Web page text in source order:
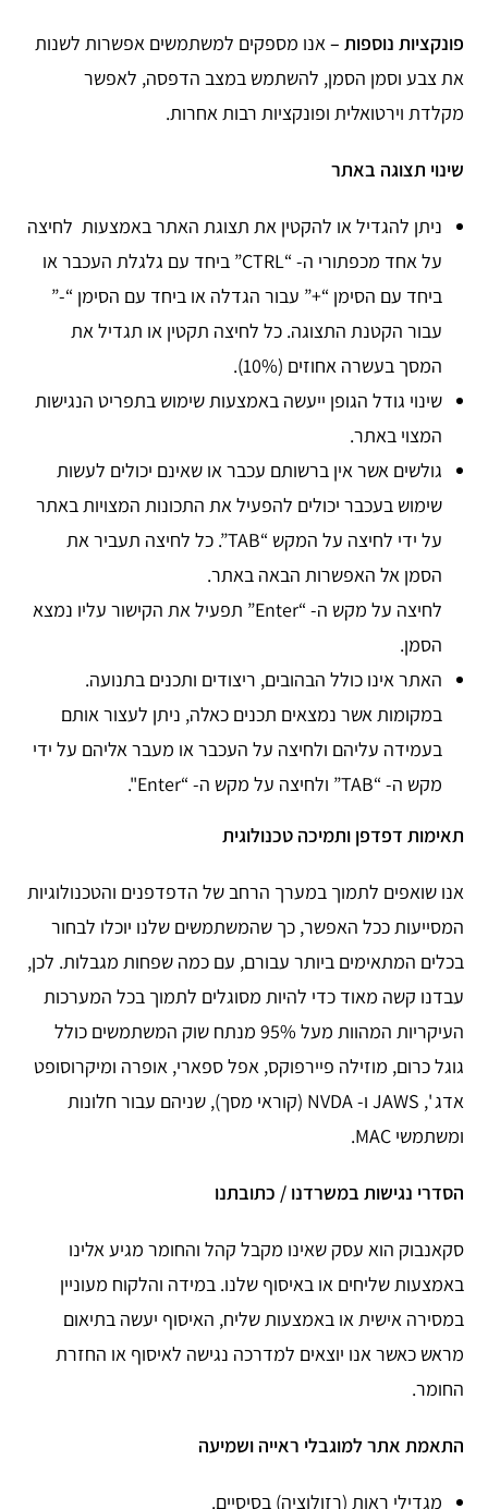
פונקציות נוספות –אנו מספקים למשתמשים אפשרות לשנות
את צבע וסמן הסמן, להשתמש במצב הדפסה, לאפשר
מקלדת וירטואלית ופונקציות רבות אחרות.
שינוי תצוגה באתר
ניתן להגדיל או להקטין את תצוגת האתר באמצעות לחיצה
על אחד מכפתורי ה- “CTRL” ביחד עם גלגלת העכבר או
ביחד עם הסימן “+” עבור הגדלה או ביחד עם הסימן “-”
עבור הקטנת התצוגה. כל לחיצה תקטין או תגדיל את
המסך בעשרה אחוזים (10%).
שינוי גודל הגופן ייעשה באמצעות שימוש בתפריט הנגישות
המצוי באתר.
גולשים אשר אין ברשותם עכבר או שאינם יכולים לעשות
שימוש בעכבר יכולים להפעיל את התכונות המצויות באתר
על ידי לחיצה על המקש “TAB”. כל לחיצה תעביר את
הסמן אל האפשרות הבאה באתר.
לחיצה על מקש ה- “Enter” תפעיל את הקישור עליו נמצא
הסמן.
האתר אינו כולל הבהובים, ריצודים ותכנים בתנועה.
במקומות אשר נמצאים תכנים כאלה, ניתן לעצור אותם
בעמידה עליהם ולחיצה על העכבר או מעבר אליהם על ידי
מקש ה- “TAB” ולחיצה על מקש ה- “Enter".
תאימות דפדפן ותמיכה טכנולוגית
אנו שואפים לתמוך במערך הרחב של הדפדפנים והטכנולוגיות
המסייעות ככל האפשר, כך שהמשתמשים שלנו יוכלו לבחור
בכלים המתאימים ביותר עבורם, עם כמה שפחות מגבלות. לכן,
עבדנו קשה מאוד כדי להיות מסוגלים לתמוך בכל המערכות
העיקריות המהוות מעל 95% מנתח שוק המשתמשים כולל
גוגל כרום, מוזילה פיירפוקס, אפל ספארי, אופרה ומיקרוסופט
אדג ', JAWS ו- NVDA (קוראי מסך), שניהם עבור חלונות
ומשתמשי MAC.
הסדרי נגישות במשרדנו / כתובתנו
סקאנבוק הוא עסק שאינו מקבל קהל והחומר מגיע אלינו
באמצעות שליחים או באיסוף שלנו. במידה והלקוח מעוניין
במסירה אישית או באמצעות שליח, האיסוף יעשה בתיאום
מראש כאשר אנו יוצאים למדרכה נגישה לאיסוף או החזרת
החומר.
התאמת אתר למוגבלי ראייה ושמיעה
מגדילי ראות (רזולוציה) בסיסיים.